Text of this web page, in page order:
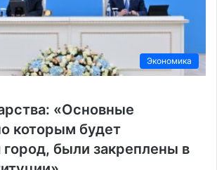
Экономика
«Основные
которым будет
город, были закреплены в